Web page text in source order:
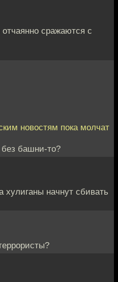
сражаются с
новостям пока молчат
без башни-то?
хулиганы начнут сбивать